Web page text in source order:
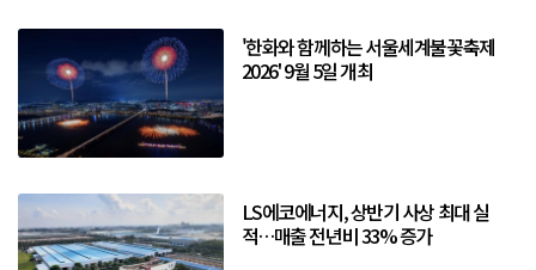
'한화와 함께하는 서울세계불꽃축제
2026' 9월 5일 개최
LS에코에너지, 상반기 사상 최대 실
적…매출 전년비 33% 증가